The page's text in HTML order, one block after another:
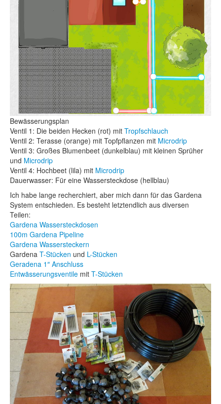
Bewässerungsplan
Ventil 1: Die beiden Hecken (rot) mit Tropfschlauch
Ventil 2: Terasse (orange) mit Topfpflanzen mit Microdrip
Ventil 3: Großes Blumenbeet (dunkelblau) mit kleinen Sprüher
und Microdrip
Ventil 4: Hochbeet (lila) mit Microdrip
Dauerwasser: Für eine Wassersteckdose (hellblau)
Ich habe lange recherchiert, aber mich dann für das Gardena
System entschieden. Es besteht letztendlich aus diversen
Teilen:
Gardena Wassersteckdosen
100m Gardena Pipeline
Gardena Wassersteckern
Gardena T-Stücken und L-Stücken
Geradena 1″ Anschluss
Entwässerungsventile mit T-Stücken